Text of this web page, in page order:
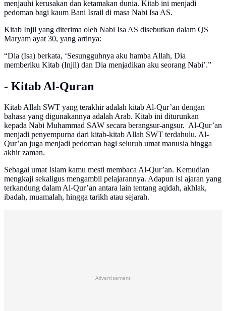
menjauhi kerusakan dan ketamakan dunia. Kitab ini menjadi
pedoman bagi kaum Bani Israil di masa Nabi Isa AS.
Kitab Injil yang diterima oleh Nabi Isa AS disebutkan dalam QS
Maryam ayat 30, yang artinya:
“Dia (Isa) berkata, ‘Sesungguhnya aku hamba Allah, Dia
memberiku Kitab (Injil) dan Dia menjadikan aku seorang Nabi’.”
- Kitab Al-Quran
Kitab Allah SWT yang terakhir adalah kitab Al-Qur’an dengan
bahasa yang digunakannya adalah Arab. Kitab ini diturunkan
kepada Nabi Muhammad SAW secara berangsur-angsur. Al-Qur’an
menjadi penyempurna dari kitab-kitab Allah SWT terdahulu. Al-
Qur’an juga menjadi pedoman bagi seluruh umat manusia hingga
akhir zaman.
Sebagai umat Islam kamu mesti membaca Al-Qur’an. Kemudian
mengkaji sekaligus mengambil pelajarannya. Adapun isi ajaran yang
terkandung dalam Al-Qur’an antara lain tentang aqidah, akhlak,
ibadah, muamalah, hingga tarikh atau sejarah.
Advertisement